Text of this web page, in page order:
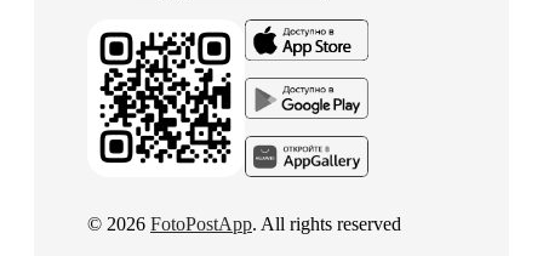
© 2026 FotoPostApp. All rights reserved